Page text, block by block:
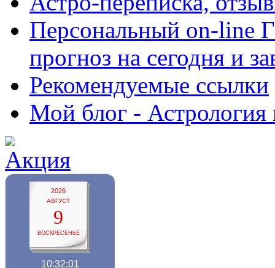
Персональный on-
прогноз на сегодня и
Рекомендуемые ссылки
Мой блог - Астрология